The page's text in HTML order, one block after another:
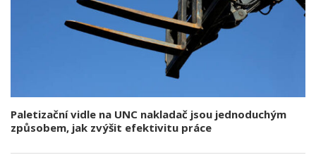
Paletizační vidle na UNC nakladač jsou jednoduchým
způsobem, jak zvýšit efektivitu práce